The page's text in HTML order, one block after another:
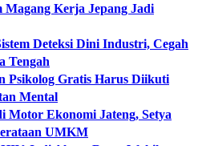
Kerja Jepang Jadi
Deteksi Dini Industri, Cegah
Tengah
Psikolog Gratis Harus Diikuti
Mental
Motor Ekonomi Jateng, Setya
UMKM